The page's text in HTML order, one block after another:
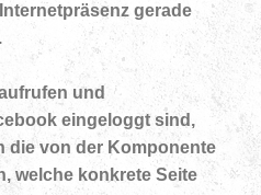
gerade
und
eingeloggt sind,
die von der Komponente
welche konkrete Seite